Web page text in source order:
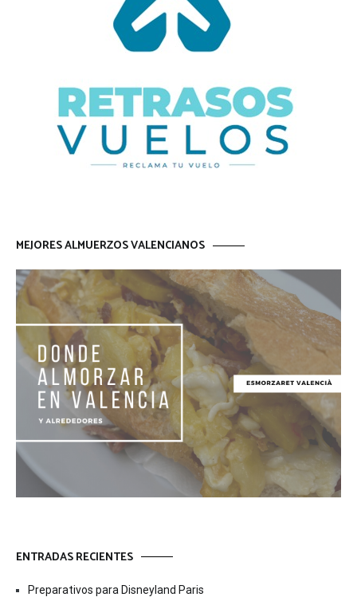
MEJORES ALMUERZOS VALENCIANOS
ENTRADAS RECIENTES
Preparativos para Disneyland Paris